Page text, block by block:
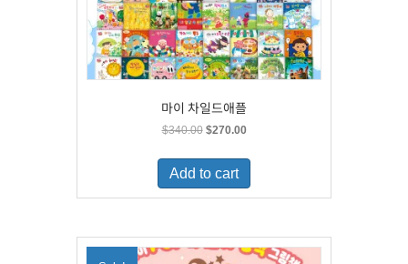
마이 차일드애플
$340.00 Original
was:
$340.00.
$270.00Current
is:
Add to cart